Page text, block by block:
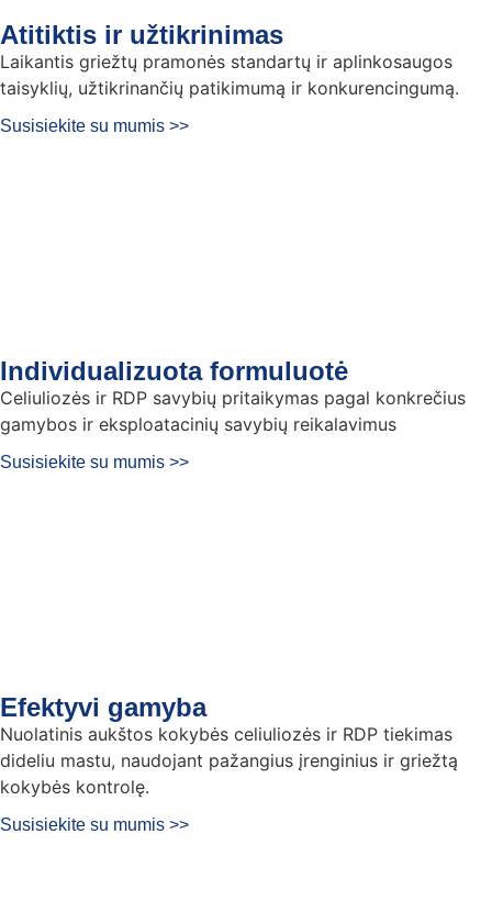
Atitiktis ir užtikrinimas
Laikantis griežtų pramonės standartų ir aplinkosaugos
taisyklių, užtikrinančių patikimumą ir konkurencingumą.
Susisiekite su mumis >>
Individualizuota formuluotė
Celiuliozės ir RDP savybių pritaikymas pagal konkrečius
gamybos ir eksploatacinių savybių reikalavimus
Susisiekite su mumis >>
Efektyvi gamyba
Nuolatinis aukštos kokybės celiuliozės ir RDP tiekimas
dideliu mastu, naudojant pažangius įrenginius ir griežtą
kokybės kontrolę.
Susisiekite su mumis >>